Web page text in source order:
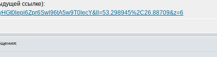
ссылке):